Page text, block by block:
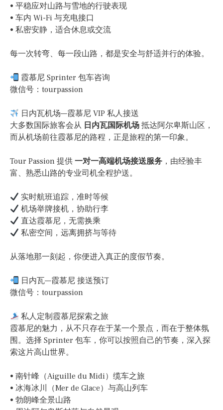
• 平稳应对山路与雪地的行驶表现
• 车内 Wi-Fi 与充电接口
• 私密安静，适合休息或交流
每一次转弯、每一段山路，都是安全与舒适并行的体验。
霞慕尼 Sprinter 包车咨询
微信号：tourpassion
日内瓦机场—霞慕尼 VIP 私人接送
大多数国际旅客会从 日内瓦国际机场 抵达阿尔卑斯山区，
而从机场前往霞慕尼的路程，正是旅程的第一印象。
Tour Passion 提供 一对一高端机场接送服务 ，由经验丰
富、熟悉山路的专业司机全程护送。
实时航班追踪，准时等候
机场举牌接机，协助行李
直达霞慕尼，无需换乘
私密空间，远离拥挤与等待
从落地那一刻起，你便进入真正的度假节奏。
日内瓦—霞慕尼 接送预订
微信号：tourpassion
私人定制霞慕尼探索之旅
霞慕尼的魅力，从不只存在于某一个景点，而在于整体氛
围。选择 Sprinter 包车，你可以按照自己的节奏，深入探
索这片高山世界。
• 南针峰（Aiguille du Midi）缆车之旅
• 冰海冰川（Mer de Glace）与高山列车
• 勃朗峰全景山路